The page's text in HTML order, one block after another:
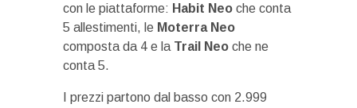
con le piattaforme: Habit Neo che conta
5 allestimenti, le Moterra Neo
composta da 4 e la Trail Neo che ne
conta 5.
I prezzi partono dal basso con 2.999